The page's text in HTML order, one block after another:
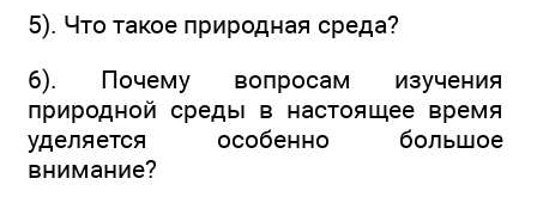
5). Что такое природная среда?
6). Почему вопросам изучения
природной среды в настоящее время
уделяется особенно большое
внимание?